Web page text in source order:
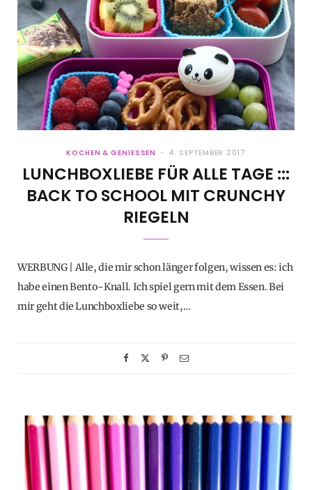
KOCHEN & GENIESSEN 4. SEPTEMBER 2017
LUNCHBOXLIEBE FÜR ALLE TAGE :::
BACK TO SCHOOL MIT CRUNCHY
RIEGELN
WERBUNG | Alle, die mir schon länger folgen, wissen es: ich
habe einen Bento-Knall. Ich spiel gern mit dem Essen. Bei
mir geht die Lunchboxliebe so weit,…